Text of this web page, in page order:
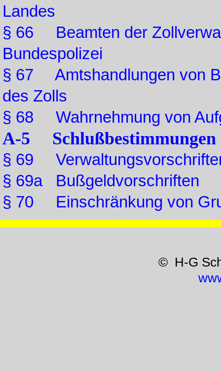
Landes
§ 66 Beamten der
Bundespolizei
§ 67 Amtshandlungen von
des Zolls
§ 68 Wahrnehmung von
A-5 Schlußbestimmungen
§ 69
§ 69a Bußgeldvorschriften
§ 70 Einschränkung von
© H-G